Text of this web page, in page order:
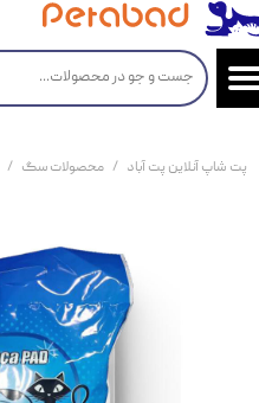
پت شاپ آنلاین پت آباد محصولات سگ